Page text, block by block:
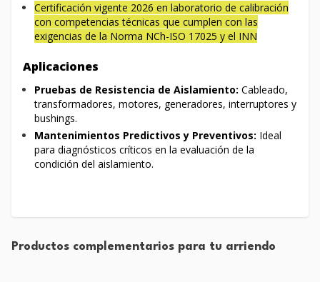
Certificación vigente 2026 en laboratorio de calibración
con competencias técnicas que cumplen con las
exigencias de la Norma NCh-ISO 17025 y el INN
Aplicaciones
Pruebas de Resistencia de Aislamiento: Cableado,
transformadores, motores, generadores, interruptores y
bushings.
Mantenimientos Predictivos y Preventivos: Ideal
para diagnósticos críticos en la evaluación de la
condición del aislamiento.
Productos complementarios para tu arriendo